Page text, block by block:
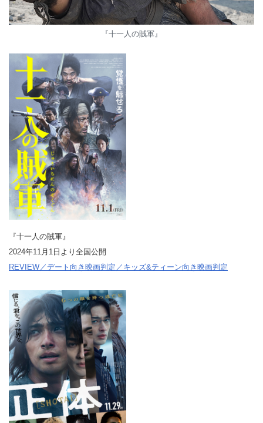
『十一人の賊軍』
『十一人の賊軍』
2024年11月1日より全国公開
REVIEW／デート向き映画判定／キッズ&ティーン向き映画判定